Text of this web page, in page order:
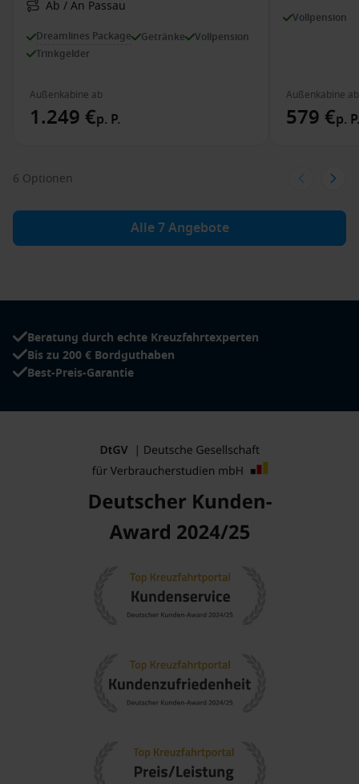
Ab / An Passau
Dreamlines Package Getränke
Vollpension
Trinkgelder
Außenkabine ab
1.249 €p. P.
Vollpension
Außenkabine ab
579 €p. P.
6 Optionen
Alle 7 Angebote
Beratung durch echte Kreuzfahrtexperten
Bis zu 200 € Bordguthaben
Best-Preis-Garantie